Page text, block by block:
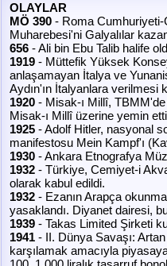
Chat Rooms
Announcements
About Us
Licence F.A.Q.
OLAYLAR
MÖ 390 - Roma Cumhuriyeti-
Muharebesi'ni Galyalılar
656 - Ali bin Ebu Talib halife
1919 - Müttefik Yüksek
anlaşamayan İtalya ve
Aydın'ın İtalyanlara verilmesi
1920 - Misak-ı Millî,
Misak-ı Millî üzerine yemin
1925 - Adolf Hitler, nasyonal
manifestosu Mein Kampf'ı
1930 - Ankara Etnografya
1932 - Türkiye, Cemiyet-i
olarak kabul edildi.
1932 - Ezanın Arapça
yasaklandı. Diyanet dairesi,
1939 - Takas Limited Şirketi
1941 - II. Dünya Savaşı:
karşılamak amacıyla